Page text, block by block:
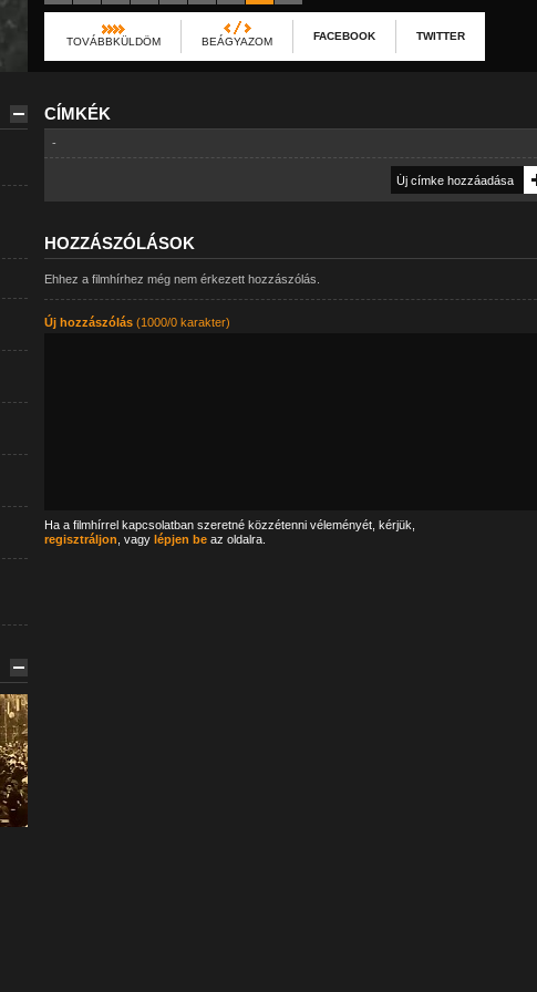
TOVÁBBKÜLDÖM BEÁGYAZOM FACEBOOK TWITTER
CÍMKÉK
-
HOZZÁSZÓLÁSOK
Ehhez a filmhírhez még nem érkezett hozzászólás.
Új hozzászólás(1000/0 karakter)
Ha a filmhírrel kapcsolatban szeretné közzétenni véleményét, kérjük,
regisztráljon , vagy lépjen beaz oldalra.